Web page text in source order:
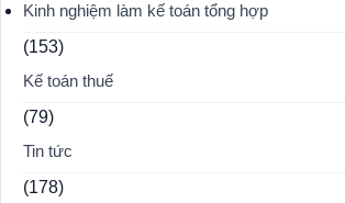
Kinh nghiệm làm kế toán tổng hợp
(153)
Kế toán thuế
(79)
Tin tức
(178)